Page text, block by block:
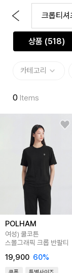
상품 (518)
카테고리
0 Items
POLHAM
여성) 쿨코튼
스몰그래픽 크롭 반팔티
19,900 60%